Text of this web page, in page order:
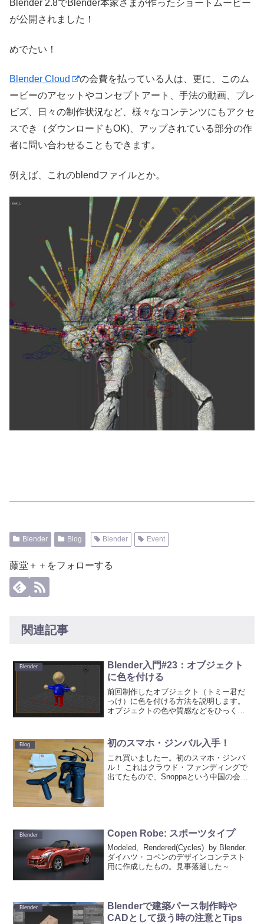
Blender 2.8でBlender本家さまが作ったショートムービー
が公開されました！
めでたい！
Blender Cloud
の会費を払っている人は、更に、このム
ービーのアセットやコンセプトアート、手法の動画、プレ
ビズ、日々の制作状況など、様々なコンテンツにもアクセ
スでき（ダウンロードもOK)、アップされている部分の作
者に問い合わせることもできます。
例えば、これのblendファイルとか。
Blender Blog Blender Event
藤堂＋＋をフォローする
関連記事
Blender
Blender入門#23：オブジェクト
に色を付ける
前回制作したオブジェクト（トミー君だ
っけ）に色を付ける方法を説明します。
オブジェクトの色や質感などをひっくる
する際（＝レンダリングする際）に使う
レンダリング・エ...
Blog 初のスマホ・ジンバル入手！
これ買いましたー。初のスマホ・ジンバ
ル！ これはクラウド・ファンディングで
出てたもので、Snoppaという中国の会社
Blender Copen Robe: スポーツタイプ
Modeled, Rendered(Cycles) by Blender.
ダイハツ・コペンのデザインコンテスト
用に作成したもの。見事落選した～
Blender
Blenderで建築パース制作時や
CADとして扱う時の注意とTips